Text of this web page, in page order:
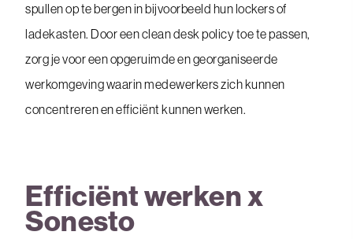
spullen op te bergen in bijvoorbeeld hun lockers of
ladekasten. Door een clean desk policy toe te passen,
zorg je voor een opgeruimde en georganiseerde
werkomgeving waarin medewerkers zich kunnen
concentreren en efficiënt kunnen werken.
Efficiënt werken x
Sonesto